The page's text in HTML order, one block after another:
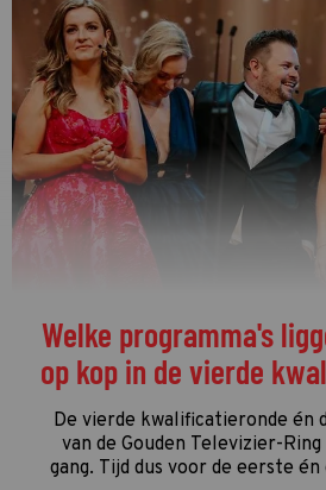
Welke programma's
op kop in de vierde
De vierde kwalificatieronde én
van de Gouden Televizier-
gang. Tijd dus voor de eerste